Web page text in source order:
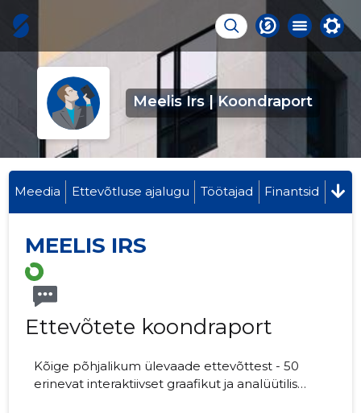
Meelis Irs | Koondraport
Meedia Ettevõtluse ajalugu Töötajad Finantsid
MEELIS IRS
Ettevõtete koondraport
Kõige põhjalikum ülevaade ettevõttest - 50
erinevat interaktiivset graafikut ja analüütilist